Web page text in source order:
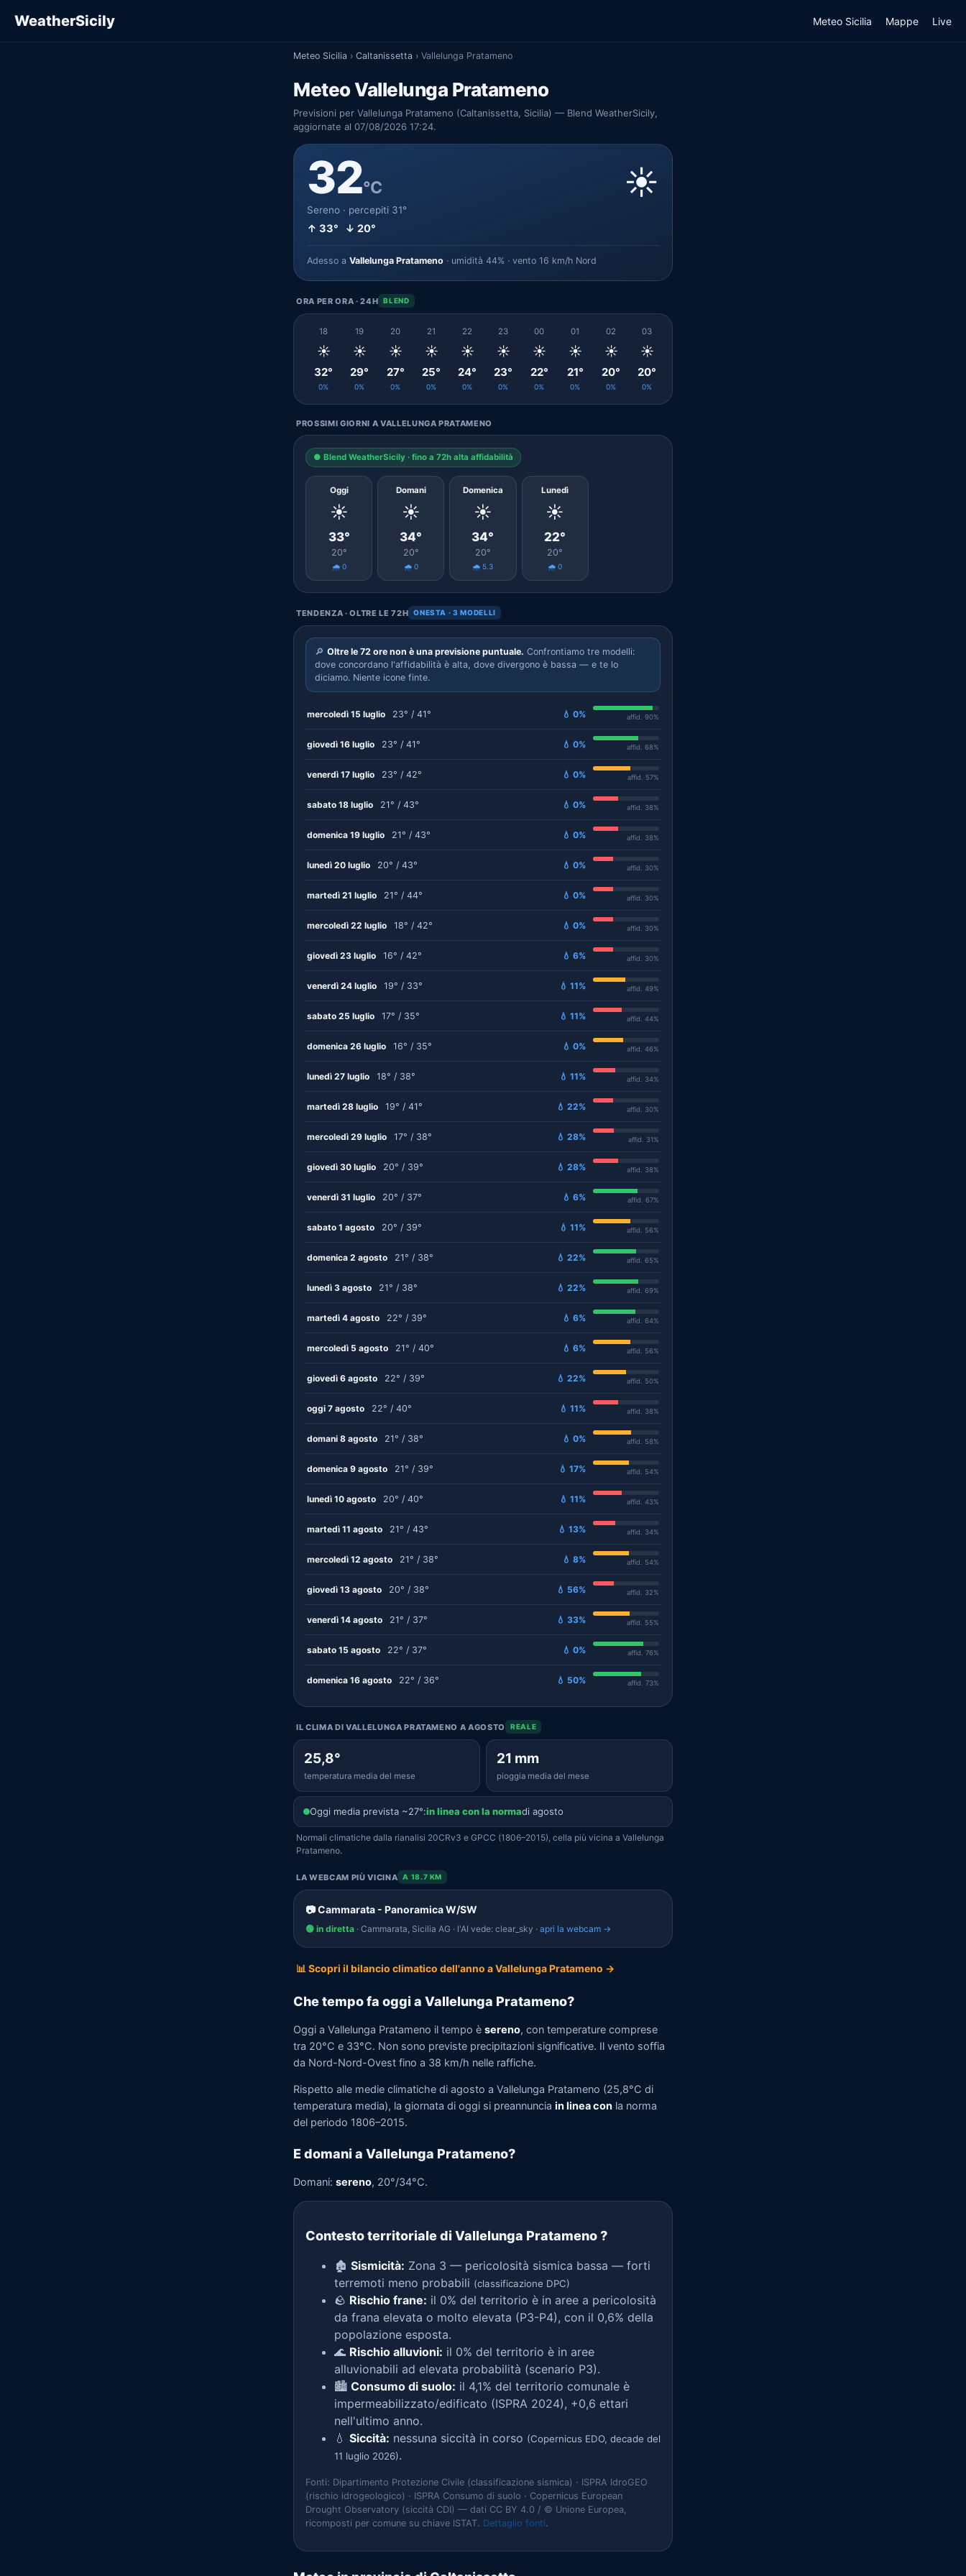
WeatherSicily Meteo Sicilia Mappe Live
Meteo Sicilia › Caltanissetta › Vallelunga Pratameno
Meteo Vallelunga Pratameno
Previsioni per Vallelunga Pratameno (Caltanissetta, Sicilia) — Blend WeatherSicily,
aggiornate al 07/08/2026 17:24.
32°C
Sereno · percepiti 31°
↑ 33° ↓ 20°
☀️
Adesso a Vallelunga Pratameno · umidità 44% · vento 16 km/h Nord
ORA PER ORA · 24H BLEND
18
☀️
32°
0%
19
☀️
29°
0%
20
☀️
27°
0%
21
☀️
25°
0%
22
☀️
24°
0%
23
☀️
23°
0%
00
☀️
22°
0%
01
☀️
21°
0%
02
☀️
20°
0%
03
☀️
20°
0%
PROSSIMI GIORNI A VALLELUNGA PRATAMENO
● Blend WeatherSicily · fino a 72h alta affidabilità
Oggi
☀️
33°
20°
🌧️ 0
Domani
☀️
34°
20°
🌧️ 0
Domenica
☀️
34°
20°
🌧️ 5.3
Lunedì
☀️
22°
20°
🌧️ 0
TENDENZA · OLTRE LE 72H ONESTA · 3 MODELLI
🔎 Oltre le 72 ore non è una previsione puntuale. Confrontiamo tre modelli:
dove concordano l'affidabilità è alta, dove divergono è bassa — e te lo
diciamo. Niente icone finte.
mercoledì 15 luglio 23° / 41° 💧 0% affid. 90%
giovedì 16 luglio 23° / 41° 💧 0% affid. 68%
venerdì 17 luglio 23° / 42° 💧 0% affid. 57%
sabato 18 luglio 21° / 43° 💧 0% affid. 38%
domenica 19 luglio 21° / 43° 💧 0% affid. 38%
lunedì 20 luglio 20° / 43° 💧 0% affid. 30%
martedì 21 luglio 21° / 44° 💧 0% affid. 30%
mercoledì 22 luglio 18° / 42° 💧 0% affid. 30%
giovedì 23 luglio 16° / 42° 💧 6% affid. 30%
venerdì 24 luglio 19° / 33° 💧 11% affid. 49%
sabato 25 luglio 17° / 35° 💧 11% affid. 44%
domenica 26 luglio 16° / 35° 💧 0% affid. 46%
lunedì 27 luglio 18° / 38° 💧 11% affid. 34%
martedì 28 luglio 19° / 41° 💧 22% affid. 30%
mercoledì 29 luglio 17° / 38° 💧 28% affid. 31%
giovedì 30 luglio 20° / 39° 💧 28% affid. 38%
venerdì 31 luglio 20° / 37° 💧 6% affid. 67%
sabato 1 agosto 20° / 39° 💧 11% affid. 56%
domenica 2 agosto 21° / 38° 💧 22% affid. 65%
lunedì 3 agosto 21° / 38° 💧 22% affid. 69%
martedì 4 agosto 22° / 39° 💧 6% affid. 64%
mercoledì 5 agosto 21° / 40° 💧 6% affid. 56%
giovedì 6 agosto 22° / 39° 💧 22% affid. 50%
oggi 7 agosto 22° / 40° 💧 11% affid. 38%
domani 8 agosto 21° / 38° 💧 0% affid. 58%
domenica 9 agosto 21° / 39° 💧 17% affid. 54%
lunedì 10 agosto 20° / 40° 💧 11% affid. 43%
martedì 11 agosto 21° / 43° 💧 13% affid. 34%
mercoledì 12 agosto 21° / 38° 💧 8% affid. 54%
giovedì 13 agosto 20° / 38° 💧 56% affid. 32%
venerdì 14 agosto 21° / 37° 💧 33% affid. 55%
sabato 15 agosto 22° / 37° 💧 0% affid. 76%
domenica 16 agosto 22° / 36° 💧 50% affid. 73%
IL CLIMA DI VALLELUNGA PRATAMENO A AGOSTO REALE
25,8°
temperatura media del mese
21 mm
pioggia media del mese
Oggi media prevista ~27°:in linea con la normadi agosto
Normali climatiche dalla rianalisi 20CRv3 e GPCC (1806–2015), cella più vicina a Vallelunga
Pratameno.
LA WEBCAM PIÙ VICINA A 18.7 KM
📷 Cammarata - Panoramica W/SW
🟢 in diretta · Cammarata, Sicilia AG · l'AI vede: clear_sky · apri la webcam →
📊 Scopri il bilancio climatico dell'anno a Vallelunga Pratameno →
Che tempo fa oggi a Vallelunga Pratameno?
Oggi a Vallelunga Pratameno il tempo è sereno, con temperature comprese
tra 20°C e 33°C. Non sono previste precipitazioni significative. Il vento soffia
da Nord-Nord-Ovest fino a 38 km/h nelle raffiche.
Rispetto alle medie climatiche di agosto a Vallelunga Pratameno (25,8°C di
temperatura media), la giornata di oggi si preannuncia in linea con la norma
del periodo 1806–2015.
E domani a Vallelunga Pratameno?
Domani: sereno, 20°/34°C.
Contesto territoriale di Vallelunga Pratameno?
🏚️ Sismicità: Zona 3 — pericolosità sismica bassa — forti
terremoti meno probabili (classificazione DPC)
🪨 Rischio frane: il 0% del territorio è in aree a pericolosità
da frana elevata o molto elevata (P3-P4), con il 0,6% della
popolazione esposta.
🌊 Rischio alluvioni: il 0% del territorio è in aree
alluvionabili ad elevata probabilità (scenario P3).
🏙️ Consumo di suolo: il 4,1% del territorio comunale è
impermeabilizzato/edificato (ISPRA 2024), +0,6 ettari
nell'ultimo anno.
💧 Siccità: nessuna siccità in corso (Copernicus EDO, decade del
11 luglio 2026).
Fonti: Dipartimento Protezione Civile (classificazione sismica) · ISPRA IdroGEO
(rischio idrogeologico) · ISPRA Consumo di suolo · Copernicus European
Drought Observatory (siccità CDI) — dati CC BY 4.0 / © Unione Europea,
ricomposti per comune su chiave ISTAT. Dettaglio fonti.